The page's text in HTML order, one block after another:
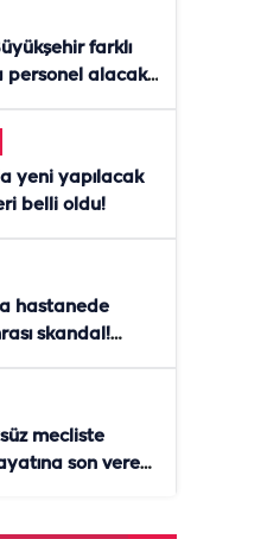
farklı
personel alacak!
yeni yapılacak
belli oldu!
hastanede
skandal!
mecliste
son veren